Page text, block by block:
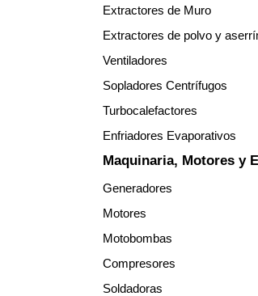
Extractores de Muro
Extractores de polvo y
Ventiladores
Sopladores Centrífugos
Turbocalefactores
Enfriadores Evaporativos
Maquinaria, Motores y
Generadores
Motores
Motobombas
Compresores
Soldadoras